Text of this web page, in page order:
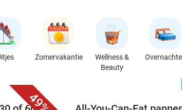
Zomervakantie
Wellness &
Beauty
49%